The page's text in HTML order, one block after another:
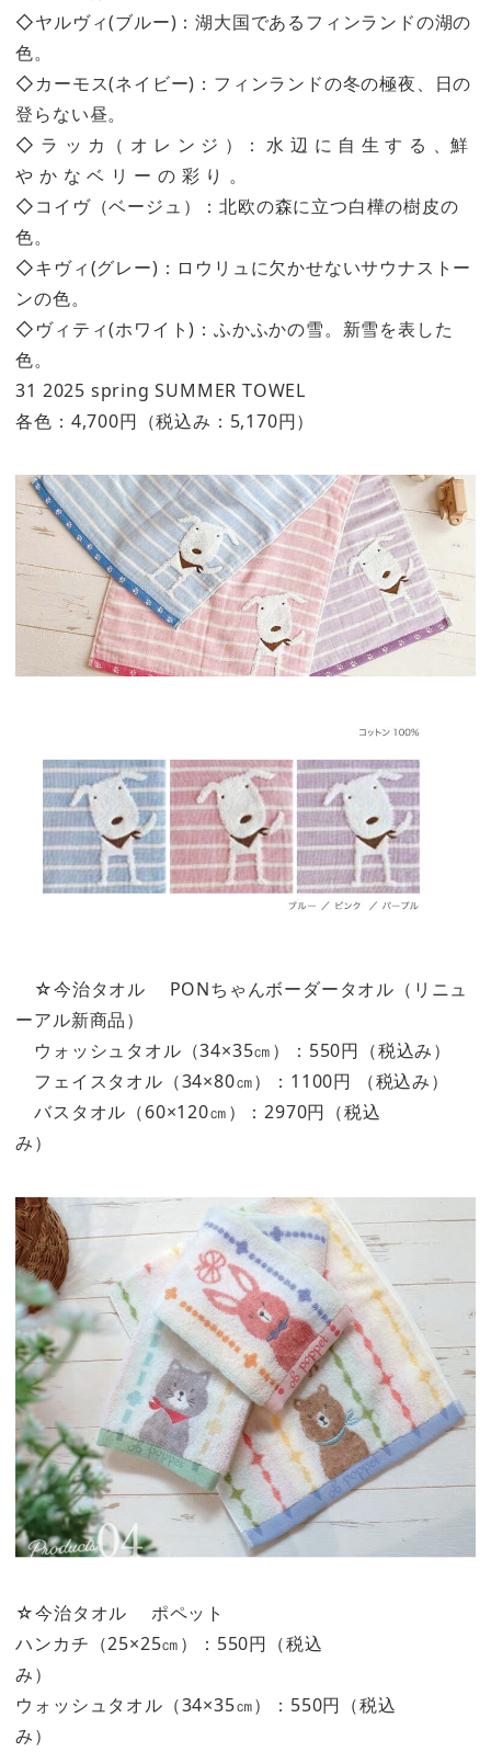
◇ヤルヴィ(ブルー)：湖大国であるフィンランドの湖の
色。
◇カーモス(ネイビー)：フィンランドの冬の極夜、日の
登らない昼。
◇ ラ ッ カ（ オ レ ン ジ ）： 水 辺 に 自 生 す る 、鮮
や か な ベ リ ー の 彩 り 。
◇コイヴ（ベージュ）：北欧の森に立つ白樺の樹皮の
色。
◇キヴィ(グレー)：ロウリュに欠かせないサウナストー
ンの色。
◇ヴィティ(ホワイト)：ふかふかの雪。新雪を表した
色。
31 2025 spring SUMMER TOWEL
各色：4,700円（税込み：5,170円）
☆今治タオル PONちゃんボーダータオル（リニュ
ーアル新商品）
ウォッシュタオル（34×35㎝）：550円（税込み）
フェイスタオル（34×80㎝）：1100円 （税込み）
バスタオル（60×120㎝）：2970円（税込
み）
☆今治タオル ポペット
ハンカチ（25×25㎝）：550円（税込
み）
ウォッシュタオル（34×35㎝）：550円（税込
み）